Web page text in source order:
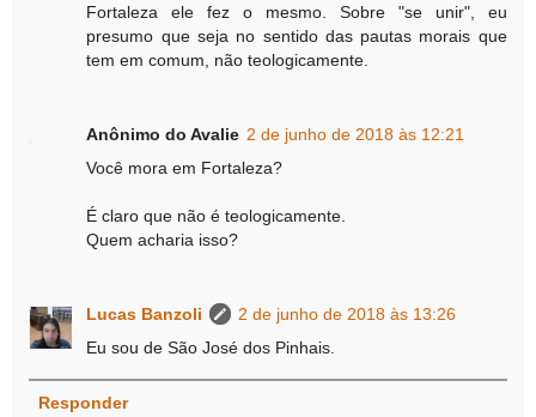
Fortaleza ele fez o mesmo. Sobre "se unir", eu
presumo que seja no sentido das pautas morais que
tem em comum, não teologicamente.
Anônimo do Avalie 2 de junho de 2018 às 12:21
Você mora em Fortaleza?
É claro que não é teologicamente.
Quem acharia isso?
Lucas Banzoli
2 de junho de 2018 às 13:26
Eu sou de São José dos Pinhais.
Responder